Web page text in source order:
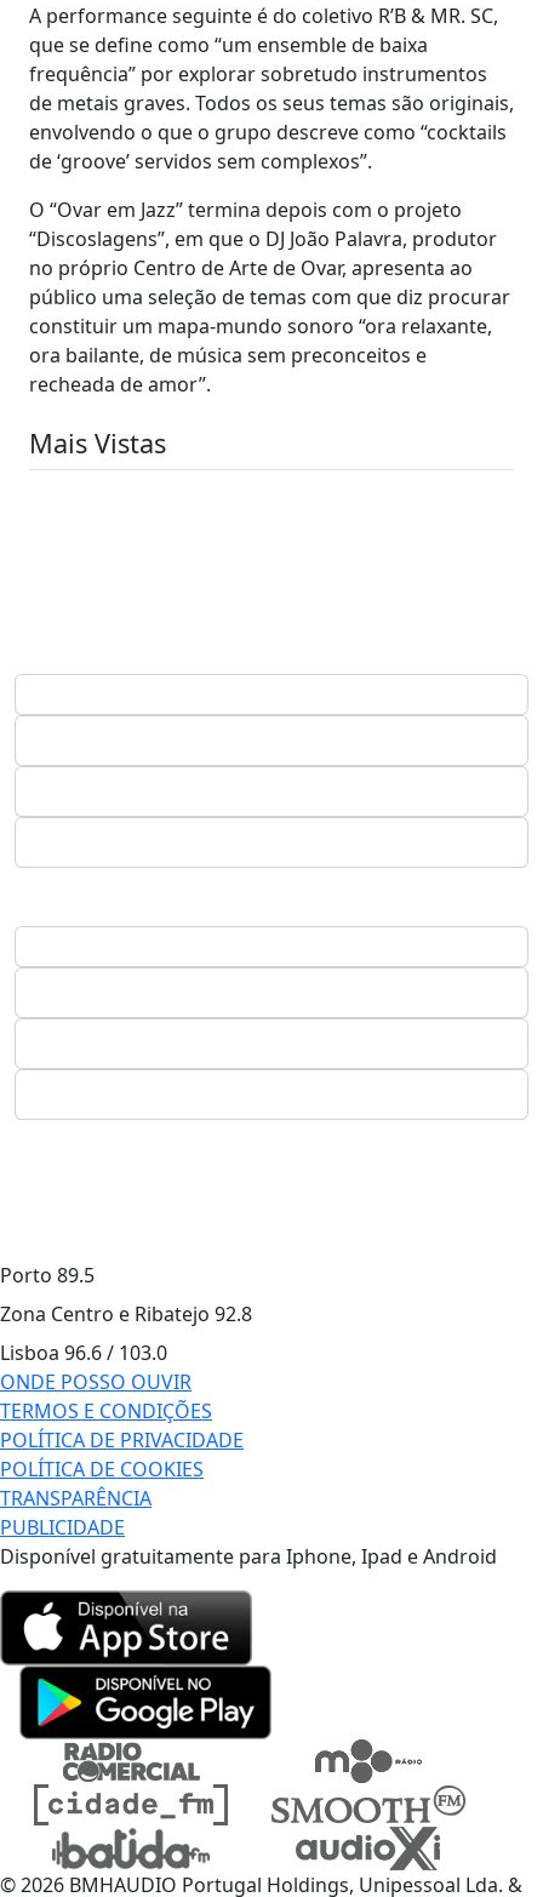
A performance seguinte é do coletivo R’B & MR. SC,
que se define como “um ensemble de baixa
frequência” por explorar sobretudo instrumentos
de metais graves. Todos os seus temas são originais,
envolvendo o que o grupo descreve como “cocktails
de ‘groove’ servidos sem complexos”.
O “Ovar em Jazz” termina depois com o projeto
“Discoslagens”, em que o DJ João Palavra, produtor
no próprio Centro de Arte de Ovar, apresenta ao
público uma seleção de temas com que diz procurar
constituir um mapa-mundo sonoro “ora relaxante,
ora bailante, de música sem preconceitos e
recheada de amor”.
Mais Vistas
Porto 89.5
Zona Centro e Ribatejo 92.8
Lisboa 96.6 / 103.0
ONDE POSSO OUVIR
TERMOS E CONDIÇÕES
POLÍTICA DE PRIVACIDADE
POLÍTICA DE COOKIES
TRANSPARÊNCIA
PUBLICIDADE
Disponível gratuitamente para Iphone, Ipad e Android
© 2026 BMHAUDIO Portugal Holdings, Unipessoal Lda. &